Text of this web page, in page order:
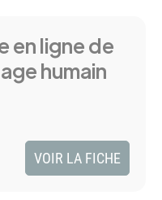
en ligne de
humain
VOIR LA FICHE